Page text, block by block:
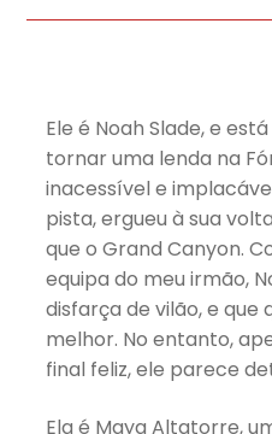
Ele é Noah Slade, e
tornar uma lenda na
inacessível e
pista, ergueu à sua
que o Grand Canyon.
equipa do meu irmão,
disfarça de vilão, e que
melhor. No entanto,
final feliz, ele parece
Ela é Maya Altatorre,